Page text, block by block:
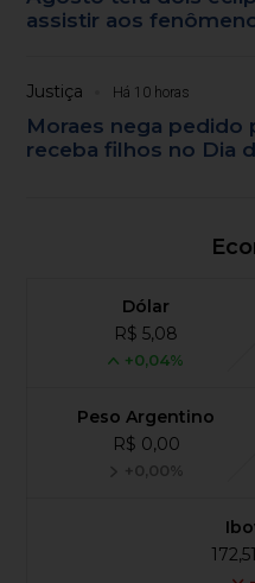
assistir aos
Justiça Há 10 horas
Moraes nega pedido
receba filhos no Dia
Dólar
R$ 5,08
+0,04%
Peso Argentino
R$ 0,00
+0,00%